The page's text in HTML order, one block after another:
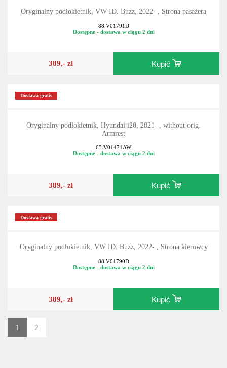
Oryginalny podłokietnik, VW ID. Buzz, 2022- , Strona pasażera
88.V01791D
Dostępne - dostawa w ciągu 2 dni
389,- zł Kupić
Dostawa gratis
Oryginalny podłokietnik, Hyundai i20, 2021- , without orig.
Armrest
65.V01471AW
Dostępne - dostawa w ciągu 2 dni
389,- zł Kupić
Dostawa gratis
Oryginalny podłokietnik, VW ID. Buzz, 2022- , Strona kierowcy
88.V01790D
Dostępne - dostawa w ciągu 2 dni
389,- zł Kupić
1 2